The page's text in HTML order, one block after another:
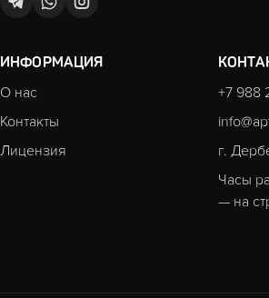
ИНФОРМАЦИЯ
О нас
Контакты
Лицензия
+7 988
г.
Часы
— на